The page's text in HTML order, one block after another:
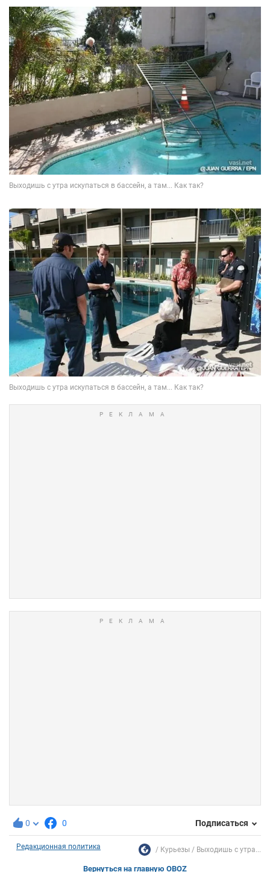
0 0 Подписаться
Редакционная политика Курьезы Выходишь с утра...
Вернуться на главную OBOZ